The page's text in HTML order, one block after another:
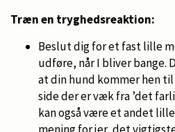
Træn en tryghedsreaktion:
Beslut dig for et fast lille
udføre, når I bliver bange.
at din hund kommer hen
side der er væk fra ’det
kan også være et andet